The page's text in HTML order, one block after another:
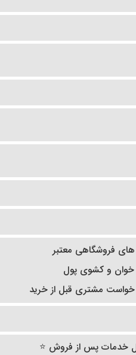
های فروشگاهی معتبر
خوان و کشوی پول